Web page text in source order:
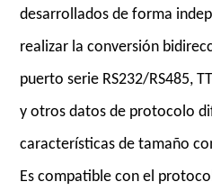
desarrollados de forma
realizar la conversión
puerto serie RS232/RS485,
y otros datos de protocolo
características de tamaño
Es compatible con el